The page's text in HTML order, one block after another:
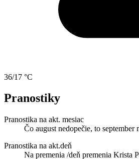
36/17 °C
Pranostiky
Pranostika na akt. mesiac
Čo august nedopečie, to september
Pranostika na akt.deň
Na premenia /deň premenia Krista